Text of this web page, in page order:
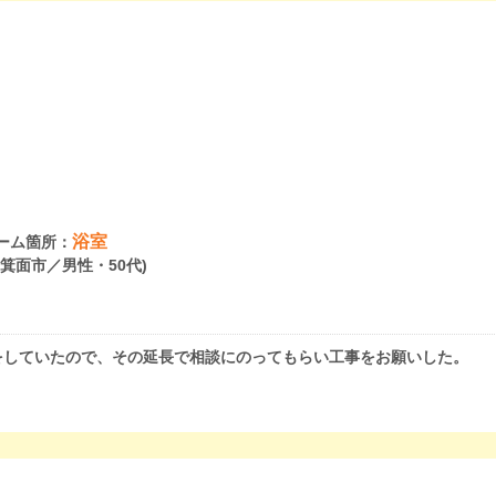
ム箇所：浴室
面市／男性・50代)
ていたので、その延長で相談にのってもらい工事をお願いした。